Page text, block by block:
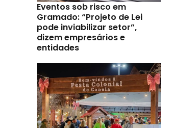
Eventos sob risco em
Gramado: “Projeto de Lei
pode inviabilizar setor”,
dizem empresários e
entidades